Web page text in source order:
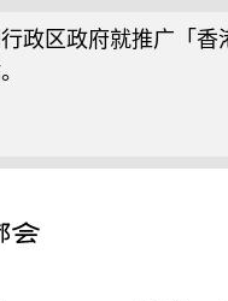
政区政府就推广「